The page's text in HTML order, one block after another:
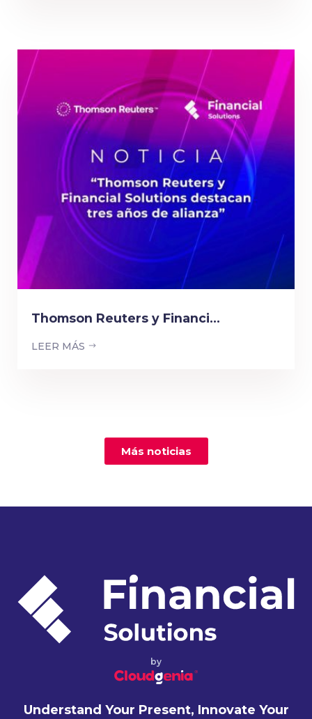
Thomson Reuters y Financi...
LEER MÁS
Más noticias
by
Understand Your Present, Innovate Your